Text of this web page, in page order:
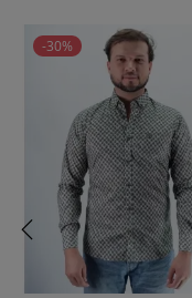
-30%